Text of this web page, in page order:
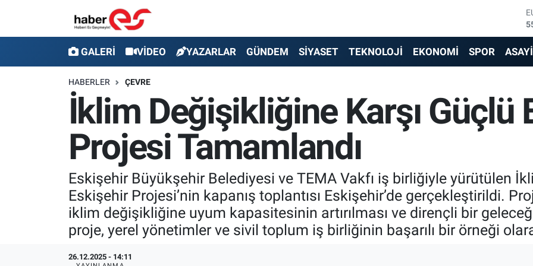
GALERİ VİDEO YAZARLAR GÜNDEM SİYASET TEKNOLOJİ EKONOMİ SPOR
HABERLER ÇEVRE
İklim Değişikliğine Karşı Güçlü
Projesi Tamamlandı
Eskişehir Büyükşehir Belediyesi ve TEMA Vakfı iş birliğiyle yürütülen
Eskişehir Projesi’nin kapanış toplantısı Eskişehir’de gerçekleştirildi.
iklim değişikliğine uyum kapasitesinin artırılması ve dirençli bir
proje, yerel yönetimler ve sivil toplum iş birliğinin başarılı bir örneği
26.12.2025 - 14:11
GÜNDEM
TEKNOLOJİ
EKONOMİ
Eskişehir Nöbetçi Eczaneler
Eskişehir Trafik Yoğunluk Haritası
Süper Lig Puan Durumu ve Fikstür
Son Dakika Haberleri
Haber Arşivi